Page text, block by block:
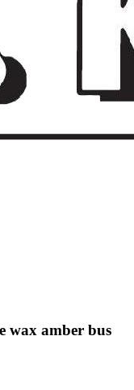
wax amber bus